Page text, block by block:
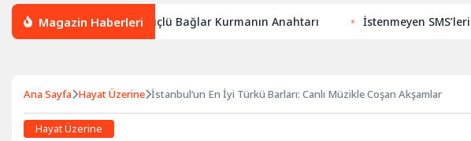
Magazin Haberleri
Güçlü Bağlar Kurmanın Anahtarı İstenmeyen SMS’leri Engelleme
Ana Sayfa Hayat Üzerine İstanbul’un En İyi Türkü Barları: Canlı Müzikle Coşan Akşamlar
Hayat Üzerine